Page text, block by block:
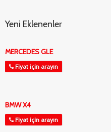
Yeni Eklenenler
MERCEDES GLE
Fiyat için arayın
BMW X4
Fiyat için arayın